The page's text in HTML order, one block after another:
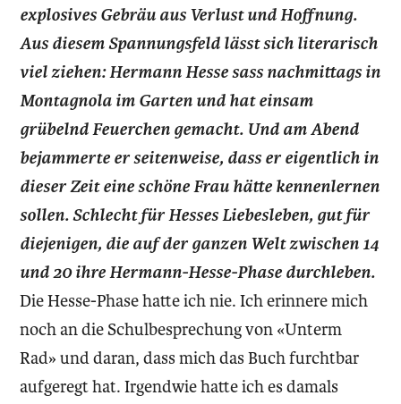
explosives Gebräu aus Verlust und Hoffnung.
Aus diesem Spannungsfeld lässt sich literarisch
viel ziehen: Hermann Hesse sass nachmittags in
Montagnola im Garten und hat einsam
grübelnd Feuerchen gemacht. Und am Abend
bejammerte er seitenweise, dass er eigentlich in
dieser Zeit eine schöne Frau hätte kennenlernen
sollen. Schlecht für Hesses Liebesleben, gut für
diejenigen, die auf der ganzen Welt zwischen 14
und 20 ihre Hermann-Hesse-Phase durchleben.
Die Hesse-Phase hatte ich nie. Ich erinnere mich
noch an die Schulbesprechung von «Unterm
Rad» und daran, dass mich das Buch furchtbar
aufgeregt hat. Irgendwie hatte ich es damals